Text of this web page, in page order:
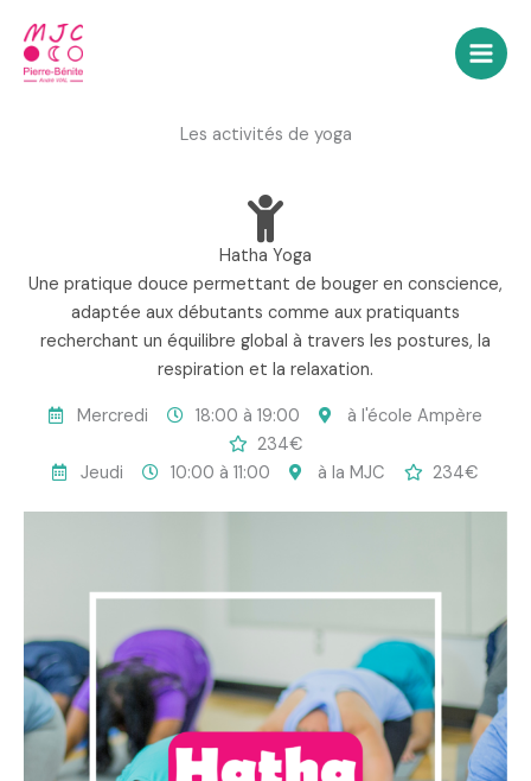
contenu
Les activités de yoga
Hatha Yoga
Une pratique douce permettant de bouger en conscience,
adaptée aux débutants comme aux pratiquants
recherchant un équilibre global à travers les postures, la
respiration et la relaxation.
Mercredi 18:00 à 19:00
à l'école Ampère
234€
Jeudi
10:00 à 11:00 à la MJC 234€